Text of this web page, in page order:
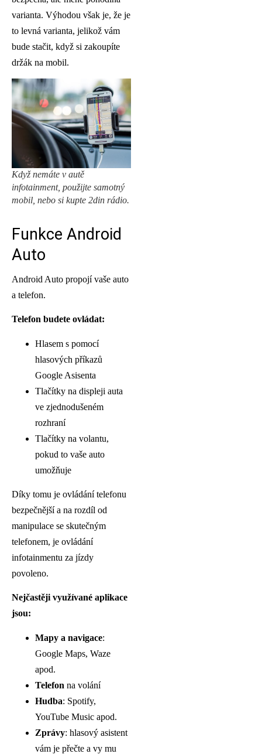
varianta. Výhodou však je, že je
to levná varianta, jelikož vám
bude stačit, když si zakoupíte
držák na mobil.
Když nemáte v autě
infotainment, použijte samotný
mobil, nebo si kupte 2din rádio.
Funkce Android
Auto
Android Auto propojí vaše auto
a telefon.
Telefon budete ovládat:
Hlasem s pomocí
hlasových příkazů
Google Asisenta
Tlačítky na displeji auta
ve zjednodušeném
rozhraní
Tlačítky na volantu,
pokud to vaše auto
umožňuje
Díky tomu je ovládání telefonu
bezpečnější a na rozdíl od
manipulace se skutečným
telefonem, je ovládání
infotainmentu za jízdy
povoleno.
Nejčastěji využívané aplikace
jsou:
Mapy a navigace:
Google Maps, Waze
apod.
Telefon na volání
Hudba: Spotify,
YouTube Music apod.
Zprávy: hlasový asistent
vám je přečte a vy mu